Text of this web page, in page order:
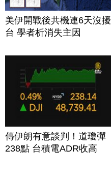
美伊開戰後共機連6天沒擾
台 學者析消失主因
傳伊朗有意談判！道瓊彈
238點 台積電ADR收高